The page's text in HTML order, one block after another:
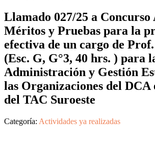
Llamado 027/25 a Concurso
Méritos y Pruebas para la
efectiva de un cargo de
(Esc. G, G°3, 40 hrs. ) para
Administración y Gestión
las Organizaciones del DCA
del TAC Suroeste
Categoría: Actividades ya realizadas